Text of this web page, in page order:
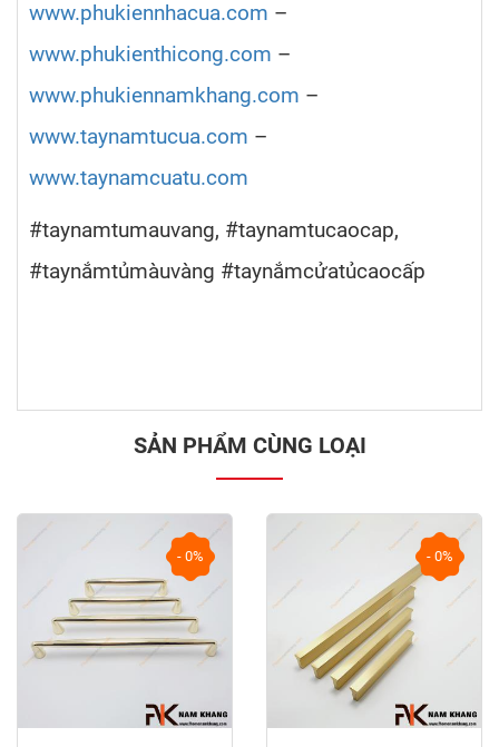
www.phukiennhacua.com –
www.phukienthicong.com –
www.phukiennamkhang.com –
www.taynamtucua.com –
www.taynamcuatu.com
#taynamtumauvang, #taynamtucaocap,
#taynắmtủmàuvàng #taynắmcửatủcaocấp
SẢN PHẨM CÙNG LOẠI
- 0% - 0%